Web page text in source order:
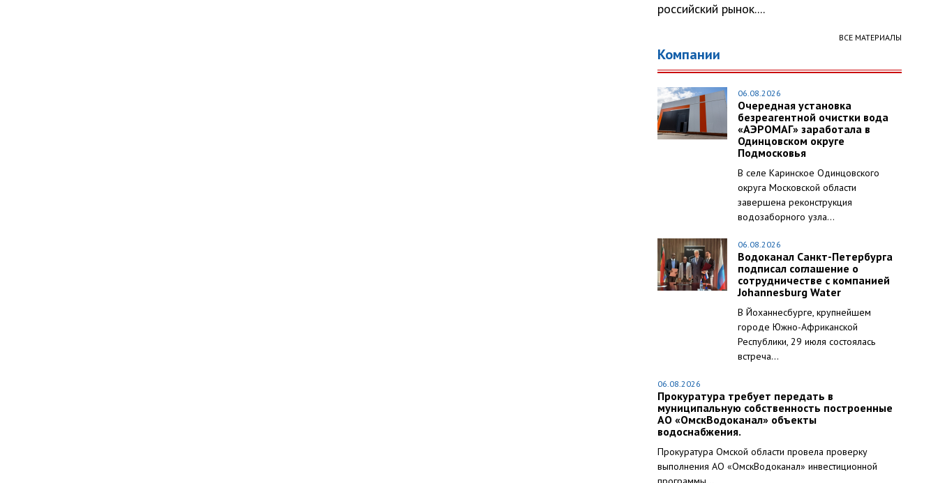
российский рынок....
ВСЕ МАТЕРИАЛЫ
Компании
06.08.2026
Очередная установка
безреагентной очистки вода
«АЭРОМАГ» заработала в
Одинцовском округе
Подмосковья
В селе Каринское Одинцовского
округа Московской области
завершена реконструкция
водозаборного узла...
06.08.2026
Водоканал Санкт-Петербурга
подписал соглашение о
сотрудничестве с компанией
Johannesburg Water
В Йоханнесбурге, крупнейшем
городе Южно-Африканской
Республики, 29 июля состоялась
встреча...
06.08.2026
Прокуратура требует передать в
муниципальную собственность построенные
АО «ОмскВодоканал» объекты
водоснабжения.
Прокуратура Омской области провела проверку
выполнения АО «ОмскВодоканал» инвестиционной